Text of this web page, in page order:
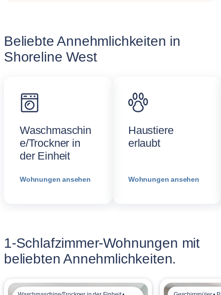
Beliebte Annehmlichkeiten in
Shoreline West
Waschmaschin
e/Trockner in
der Einheit
Wohnungen ansehen
Haustiere
erlaubt
Wohnungen ansehen
1-Schlafzimmer-Wohnungen mit
beliebten Annehmlichkeiten.